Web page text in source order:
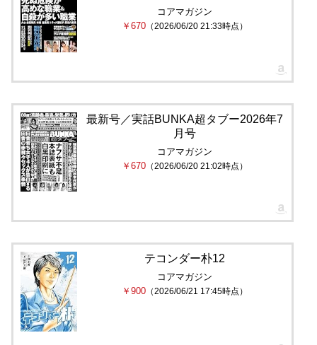
コアマガジン
￥670 （2026/06/20 21:33時点）
最新号／実話BUNKA超タブー2026年7
月号
コアマガジン
￥670 （2026/06/20 21:02時点）
テコンダー朴12
コアマガジン
￥900 （2026/06/21 17:45時点）